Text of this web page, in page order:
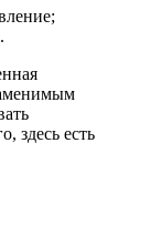
здесь есть